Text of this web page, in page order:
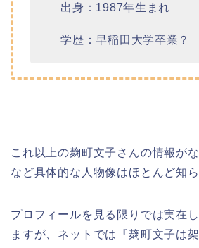
出身：1987年生まれ
学歴：早稲田大学卒業？
これ以上の麹町文子さんの情報が
など具体的な人物像はほとんど知
プロフィールを見る限りでは実在
ますが、ネットでは『麹町文子は